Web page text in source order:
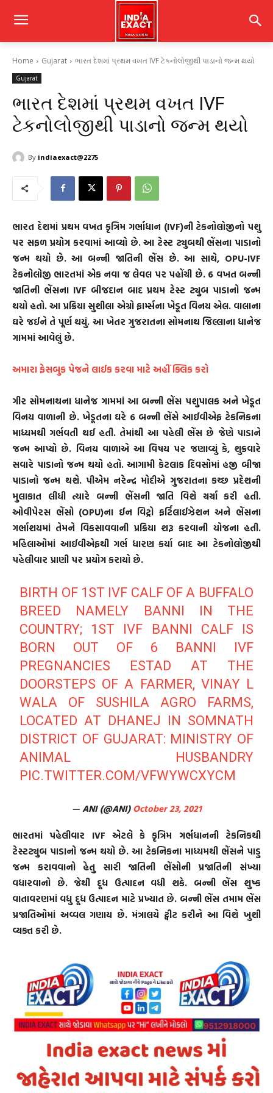
Home Gujarat ભારત દેશમાં પ્રથમ વખત IVF ટેકનોલોજીથી પાડાનો જન્મ થયો
Gujarat
ભારત દેશમાં પ્રથમ વખત IVF
ટેકનોલોજીથી પાડાનો જન્મ થયો
By indiaexact@2275
ભારત દેશમાં પ્રથમ વખત કૃત્રિમ ગર્ભાધાન (IVF)ની ટેકનોલોજીનો પશુ
પર સફળ પ્રયોગ કરવામાં આવ્યો છે. આ ટેસ્ટ ટ્યુબથી ભેંસના પાડાનો
જન્મ થયો છે. આ બન્ની જાતિની ભેંસ છે. આ સાથે, OPU-IVF
ટેકનોલોજી ભારતમાં એક નવા જ લેવલ પર પહોંચી છે. 6 વખત બન્ની
જાતિની ભેંસના IVF બીજદાન બાદ પ્રથમ ટેસ્ટ ટ્યુબ પાડાનો જન્મ
થયો હતો. આ પ્રક્રિયા સુશીલા એગ્રો ફાર્મ્સના ખેડૂત વિનય એલ. વાલાના
ઘરે જઈને તે પૂર્ણ થયું. આ ખેતર ગુજરાતના સોમનાથ જિલ્લાના ધાનેજ
ગામમાં આવેલું છે.
અમારા ફેસબુક પેજને લાઈક કરવા માટે અહીં ક્લિક કરો
ગીર સોમનાથના ધાનેજ ગામમાં આ બન્ની ભેંસ પશુપાલક અને ખેડૂત
વિનય વાળાની છે. ખેડૂતના ઘરે 6 બન્ની ભેંસે આઈવીએફ ટેકનિકના
માધ્યમથી ગર્ભવતી થઈ હતી. તેમાંથી આ પહેલી ભેંસ છે જેણે પાડાને
જન્મ આપ્યો છે. વિનય વાળાએ આ વિષય પર જણાવ્યું કે, શુક્રવારે
સવારે પાડાનો જન્મ થયો હતો. આગામી કેટલાક દિવસોમાં હજી બીજા
પાડાનો જન્મ થશે. પીએમ નરેન્દ્ર મોદીએ ગુજરાતના કચ્છ પ્રદેશની
મુલાકાત લીધી ત્યારે બન્ની ભેંસની જાતિ વિશે ચર્ચા કરી હતી.
ઓવીપેરસ ભેંસો (OPU)ના ઈન વિટ્રો ફર્ટિલાઈઝેશન અને ભેંસના
ગર્ભાશયમાં તેમને વિકસાવવાની પ્રક્રિયા શરૂ કરવાની યોજના હતી.
મહિલાઓમાં આઈવીએફથી ગર્ભ ધારણ કર્યા બાદ આ ટેકનોલોજીથી
પહેલીવાર પ્રાણી પર પ્રયોગ કરાયો છે.
BIRTH OF 1ST IVF CALF OF A BUFFALO
BREED NAMELY BANNI IN THE
COUNTRY; 1ST IVF BANNI CALF IS
BORN OUT OF 6 BANNI IVF
PREGNANCIES ESTAD AT THE
DOORSTEPS OF A FARMER, VINAY L
WALA OF SUSHILA AGRO FARMS,
LOCATED AT DHANEJ IN SOMNATH
DISTRICT OF GUJARAT: MINISTRY OF
ANIMAL HUSBANDRY
PIC.TWITTER.COM/VFWYWCXYCM
— ANI (@ANI)October 23, 2021
ભારતમાં પહેલીવાર IVF એટલે કે કૃત્રિમ ગર્ભધાનની ટેકનિકથી
ટેસ્ટટ્યુબ પાડાનો જન્મ થયો છે. આ ટેકનિકના માધ્યમથી ભેંસને પાડુ
જન્મ કરાવવાનો હેતુ સારી જાતિની ભેંસોની પ્રજાતિની સંખ્યા
વધારવાનો છે. જેથી દૂધ ઉત્પાદન વધી શકે. બન્ની ભેંસ શુષ્ક
વાતાવરણમાં વધુ દૂધ ઉત્પાદન માટે પ્રખ્યાત છે. બન્ની ભેંસ તમામ ભેંસ
પ્રજાતિઓમાં અવ્વલ ગણાય છે. મંત્રાલયે ટ્વીટ કરીને આ વિશે ખુશી
વ્યક્ત કરી છે.